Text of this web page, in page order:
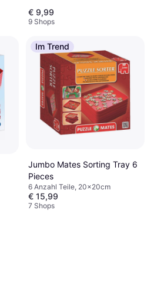
€ 9,99
9 Shops
Im Trend
Jumbo Mates Sorting Tray 6
Pieces
6 Anzahl Teile, 20x20cm
€ 15,99
7 Shops